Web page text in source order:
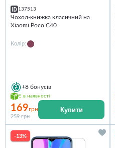
137513
Чохол-книжка класичний на
Xiaomi Poco C40
Колір:
+8 бонусів
Є в наявності
169грн
259 грн
Купити
-13%